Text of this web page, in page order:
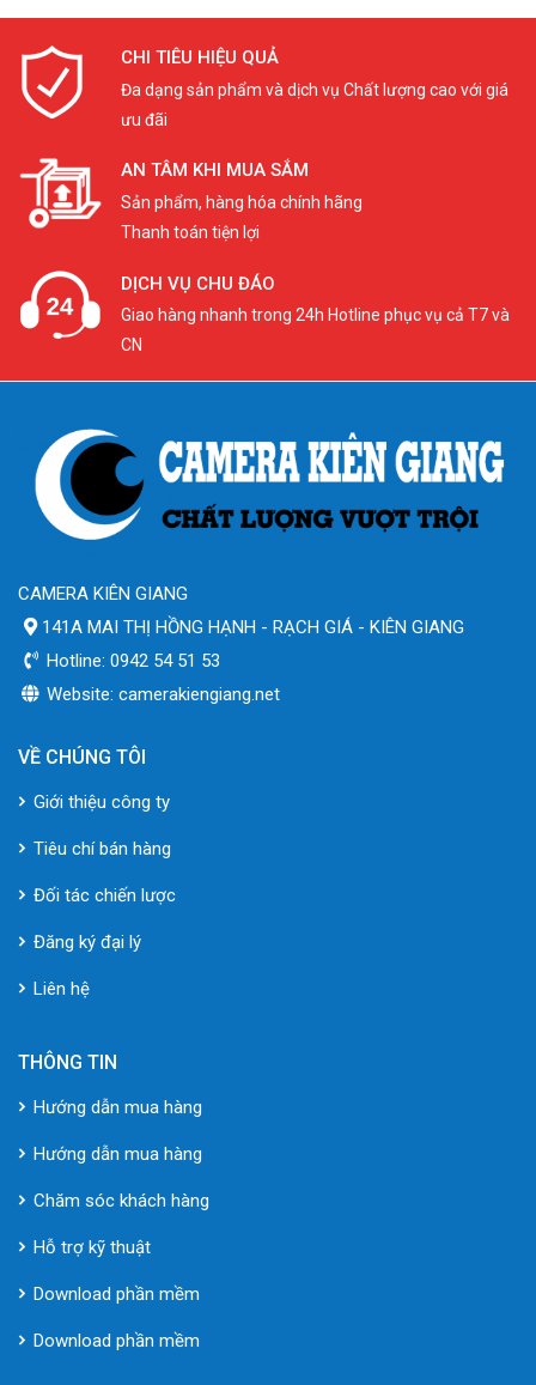
CHI TIÊU HIỆU QUẢ
Đa dạng sản phẩm và dịch vụ Chất lượng cao với giá
ưu đãi
AN TÂM KHI MUA SẮM
Sản phẩm, hàng hóa chính hãng
Thanh toán tiện lợi
DỊCH VỤ CHU ĐÁO
Giao hàng nhanh trong 24h Hotline phục vụ cả T7 và
CN
CAMERA KIÊN GIANG
141A MAI THỊ HỒNG HẠNH - RẠCH GIÁ - KIÊN GIANG
Hotline: 0942 54 51 53
Website: camerakiengiang.net
VỀ CHÚNG TÔI
Giới thiệu công ty
Tiêu chí bán hàng
Đối tác chiến lược
Đăng ký đại lý
Liên hệ
THÔNG TIN
Hướng dẫn mua hàng
Hướng dẫn mua hàng
Chăm sóc khách hàng
Hỗ trợ kỹ thuật
Download phần mềm
Download phần mềm